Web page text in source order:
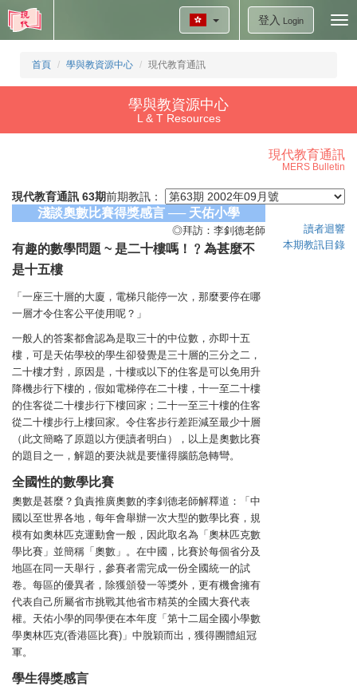
登入 Login
首頁 學與教資源中心 現代教育通訊
學與教資源中心
L & T Resources
現代教育通訊
MERS Bulletin
現代教育通訊 63期前期教訊：
淺談奧數比賽得獎感言 ── 天佑小學
◎拜訪：李釗德老師
有趣的數學問題 ~ 是二十樓嗎！﹖為甚麼不
是十五樓
「一座三十層的大廈，電梯只能停一次，那麼要停在哪
一層才令住客公平使用呢？」
一般人的答案都會認為是取三十的中位數，亦即十五
樓，可是天佑學校的學生卻發覺是三十層的三分之二，
二十樓才對，原因是，十樓或以下的住客是可以免用升
降機步行下樓的，假如電梯停在二十樓，十一至二十樓
的住客從二十樓步行下樓回家；二十一至三十樓的住客
從二十樓步行上樓回家。令住客步行差距減至最少十層
（此文簡略了原題以方便讀者明白），以上是奧數比賽
的題目之一，解題的要決就是要懂得腦筋急轉彎。
全國性的數學比賽
奧數是甚麼？負責推廣奧數的李釗德老師解釋道：「中
國以至世界各地，每年會舉辦一次大型的數學比賽，規
模有如奧林匹克運動會一般，因此取名為「奧林匹克數
學比賽」並簡稱「奧數」。在中國，比賽於每個省分及
地區在同一天舉行，參賽者需完成一份全國統一的試
卷。每區的優異者，除獲頒發一等獎外，更有機會擁有
代表自己所屬省市挑戰其他省市精英的全國大賽代表
權。天佑小學的同學便在本年度「第十二屆全國小學數
學奧林匹克(香港區比賽)」中脫穎而出，獲得團體組冠
軍。
學生得獎感言
讀者迴響
本期教訊目錄